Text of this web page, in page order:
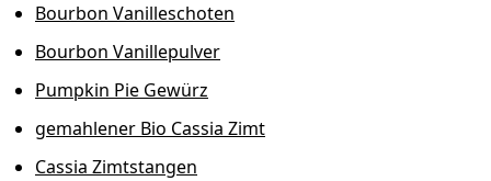
Bourbon Vanilleschoten
Bourbon Vanillepulver
Pumpkin Pie Gewürz
gemahlener Bio Cassia Zimt
Cassia Zimtstangen